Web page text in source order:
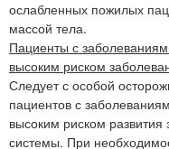
ослабленных пожилых
массой тела.
Пациенты с
высоким риском
Следует с особой
пациентов с
высоким риском развития
системы. При